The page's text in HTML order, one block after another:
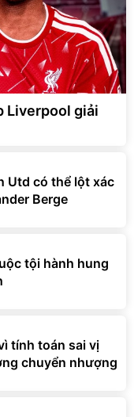
Liverpool giải
Utd có thể lột xác
Berge
tội hành hung
tính toán sai vị
chuyển nhượng